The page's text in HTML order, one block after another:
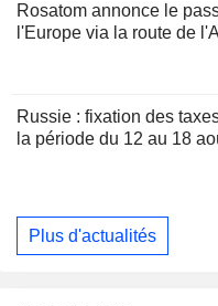
Rosatom annonce le
l'Europe via la route de
Russie : fixation des
la période du 12 au 18
Plus d'actualités